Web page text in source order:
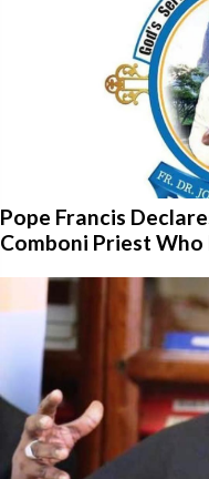
Pope Francis
Comboni Priest